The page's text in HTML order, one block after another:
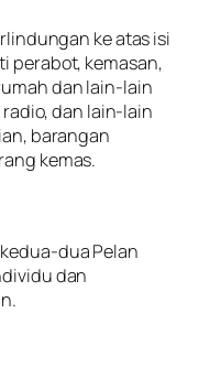
ke atas isi
perabot, kemasan,
dan lain-lain
dan lain-lain
barangan
kemas.
dua Pelan
dan